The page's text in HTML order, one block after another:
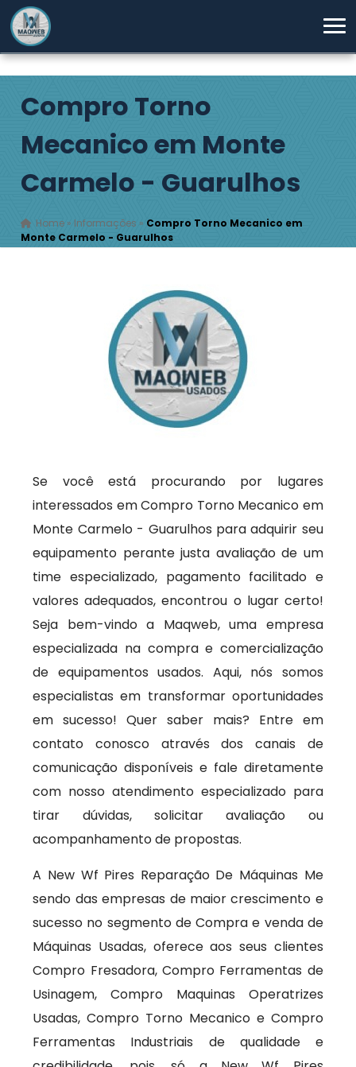
Compro Torno
Mecanico em Monte
Carmelo - Guarulhos
Home » Informações » Compro Torno Mecanico em
Monte Carmelo - Guarulhos
Se você está procurando por lugares
interessados em Compro Torno Mecanico em
Monte Carmelo - Guarulhos para adquirir seu
equipamento perante justa avaliação de um
time especializado, pagamento facilitado e
valores adequados, encontrou o lugar certo!
Seja bem-vindo a Maqweb, uma empresa
especializada na compra e comercialização
de equipamentos usados. Aqui, nós somos
especialistas em transformar oportunidades
em sucesso! Quer saber mais? Entre em
contato conosco através dos canais de
comunicação disponíveis e fale diretamente
com nosso atendimento especializado para
tirar dúvidas, solicitar avaliação ou
acompanhamento de propostas.
A New Wf Pires Reparação De Máquinas Me
sendo das empresas de maior crescimento e
sucesso no segmento de Compra e venda de
Máquinas Usadas, oferece aos seus clientes
Compro Fresadora, Compro Ferramentas de
Usinagem, Compro Maquinas Operatrizes
Usadas, Compro Torno Mecanico e Compro
Ferramentas Industriais de qualidade e